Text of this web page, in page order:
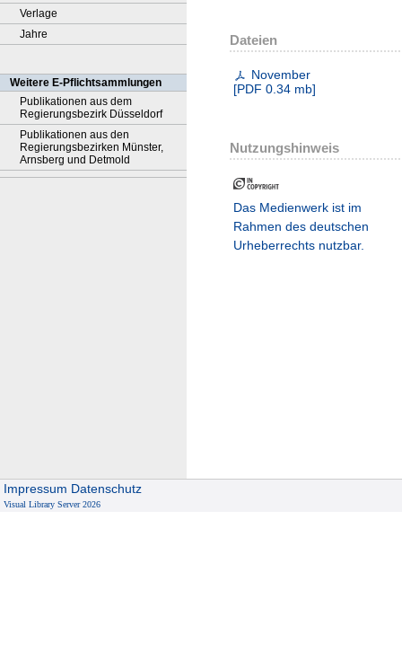
Verlage
Jahre
Weitere E-Pflichtsammlungen
Publikationen aus dem
Regierungsbezirk Düsseldorf
Publikationen aus den
Regierungsbezirken Münster,
Arnsberg und Detmold
Dateien
November
[PDF 0.34 mb]
Nutzungshinweis
Das Medienwerk ist im
Rahmen des deutschen
Urheberrechts nutzbar.
Impressum Datenschutz
Visual Library Server 2026